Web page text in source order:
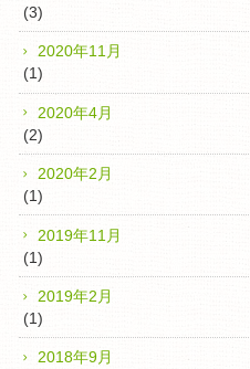
(3)
2020年11月
(1)
2020年4月
(2)
2020年2月
(1)
2019年11月
(1)
2019年2月
(1)
2018年9月